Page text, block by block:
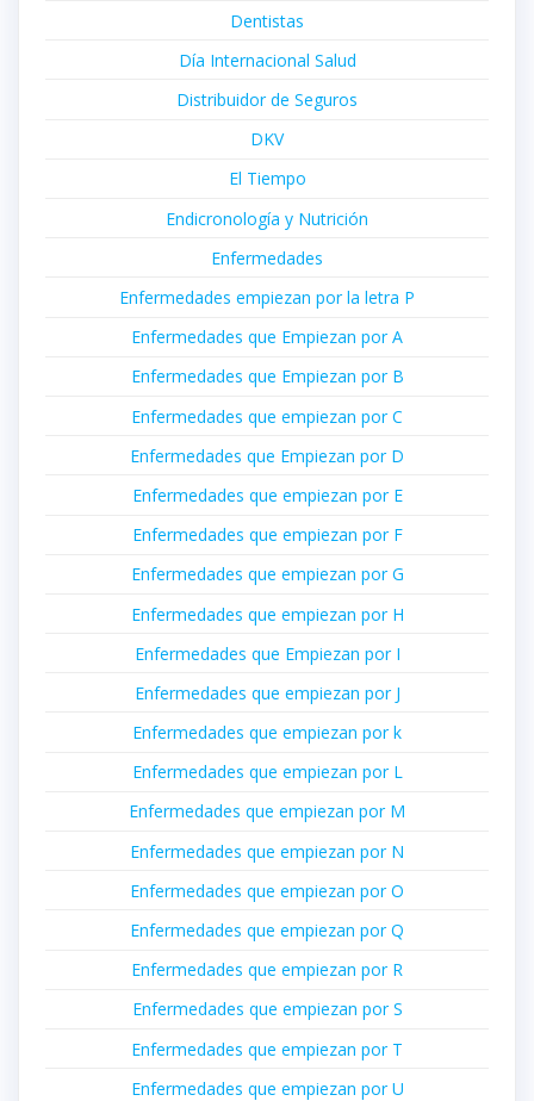
Dentistas
Día Internacional Salud
Distribuidor de Seguros
DKV
El Tiempo
Endicronología y Nutrición
Enfermedades
Enfermedades empiezan por la letra P
Enfermedades que Empiezan por A
Enfermedades que Empiezan por B
Enfermedades que empiezan por C
Enfermedades que Empiezan por D
Enfermedades que empiezan por E
Enfermedades que empiezan por F
Enfermedades que empiezan por G
Enfermedades que empiezan por H
Enfermedades que Empiezan por I
Enfermedades que empiezan por J
Enfermedades que empiezan por k
Enfermedades que empiezan por L
Enfermedades que empiezan por M
Enfermedades que empiezan por N
Enfermedades que empiezan por O
Enfermedades que empiezan por Q
Enfermedades que empiezan por R
Enfermedades que empiezan por S
Enfermedades que empiezan por T
Enfermedades que empiezan por U